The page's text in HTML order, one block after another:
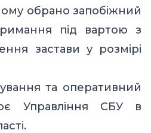
обрано запобіжний
під вартою з
застави у розмірі
та оперативний
Управління СБУ в